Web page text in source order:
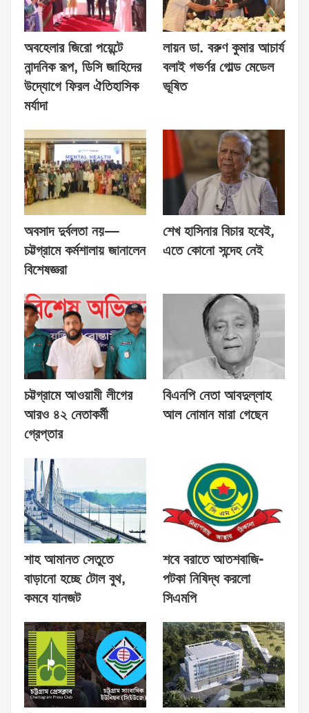
অবহেলার জিরো পয়েন্টে
নান্দনিক রূপ, ডিসি জাহিদের
উদ্যোগে ফিরল ঐতিহাসিক
মর্যাদা
লায়ন ডা. বরুণ কুমার আচার্য
বলাই গভর্ণর গোল্ড মেডেল
ভূষিত
অবসাদ দুর্বলতা নয়—
চট্টগ্রামে কর্মশালায় জানালেন
বিশেষজ্ঞরা
শেখ হাসিনার বিচার হবেই,
এতে কোনো সন্দেহ নেই
চট্টগ্রামে আওয়ামী লীগের
আরও ৪২ নেতাকর্মী
গ্রেপ্তার
বিএনপি নেতা আবদুল্লাহ
আল নোমান মারা গেছেন
শাহ আমানত সেতুতে
বাড়ানো হচ্ছে টোল বুথ,
কমবে যানজট
শবে বরাতে আতশবাজি-
পটকা নিষিদ্ধ করলো
সিএমপি